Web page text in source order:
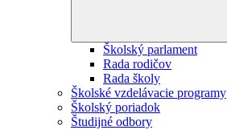
Školský parlament
Rada rodičov
Rada školy
Školské vzdelávacie programy
Školský poriadok
Študijné odbory